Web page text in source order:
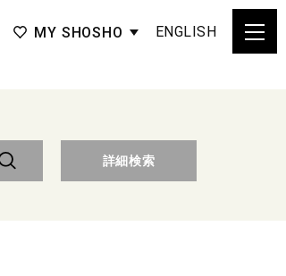
MY SHOSHO ENGLISH
詳細検索